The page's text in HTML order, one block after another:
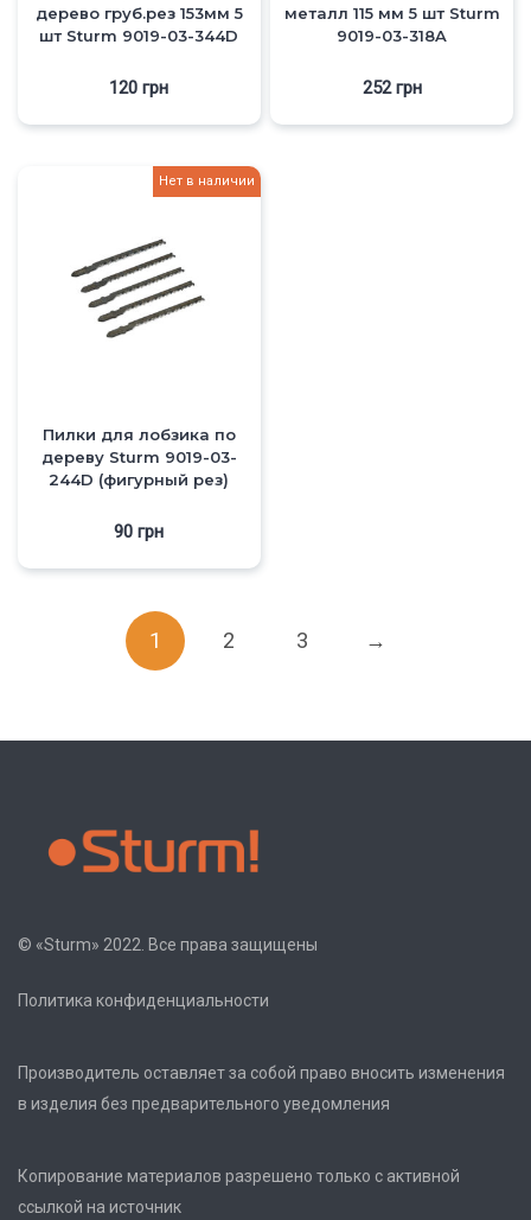
дерево груб.рез 153мм 5
шт Sturm 9019-03-344D
120грн
металл 115 мм 5 шт Sturm
9019-03-318A
252грн
Нет в наличии
Пилки для лобзика по
дереву Sturm 9019-03-
244D (фигурный рез)
90грн
1 2 3 →
© «Sturm» 2022. Все права защищены
Политика конфиденциальности
Производитель оставляет за собой право вносить изменения
в изделия без предварительного уведомления
Копирование материалов разрешено только с активной
ссылкой на источник